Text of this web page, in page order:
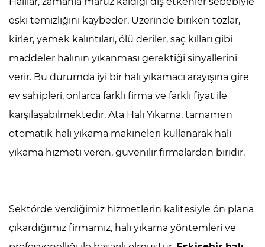
eski temizliğini kaybeder. Üzerinde biriken tozlar,
kirler, yemek kalıntıları, ölü deriler, saç kılları gibi
maddeler halının yıkanması gerektiği sinyallerini
verir. Bu durumda iyi bir halı yıkamacı arayışına gire
ev sahipleri, onlarca farklı firma ve farklı fiyat ile
karşılaşabilmektedir. Ata Halı Yıkama, tamamen
otomatik halı yıkama makineleri kullanarak halı
yıkama hizmeti veren, güvenilir firmalardan biridir.
Sektörde verdiğimiz hizmetlerin kalitesiyle ön plana
çıkardığımız firmamız, halı yıkama yöntemleri ve